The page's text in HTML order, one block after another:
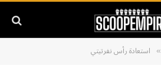
» استعادة رأس نفرتيتي